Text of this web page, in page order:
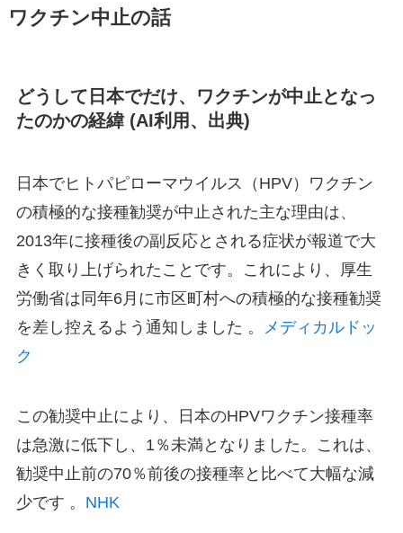
ワクチン中止の話
どうして日本でだけ、ワクチンが中止となっ
たのかの経緯 (AI利用、出典)
​日本でヒトパピローマウイルス（HPV）ワクチン
の積極的な接種勧奨が中止された主な理由は、
2013年に接種後の副反応とされる症状が報道で大
きく取り上げられたことです。​これにより、厚生
労働省は同年6月に市区町村への積極的な接種勧奨
を差し控えるよう通知しました 。​
メディカルドッ
ク
この勧奨中止により、日本のHPVワクチン接種率
は急激に低下し、1％未満となりました。​これは、
勧奨中止前の70％前後の接種率と比べて大幅な減
少です 。​ NHK